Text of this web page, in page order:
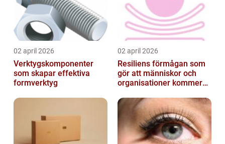
02 april 2026
Verktygskomponenter
som skapar effektiva
formverktyg
02 april 2026
Resiliens förmågan som
gör att människor och
organisationer kommer